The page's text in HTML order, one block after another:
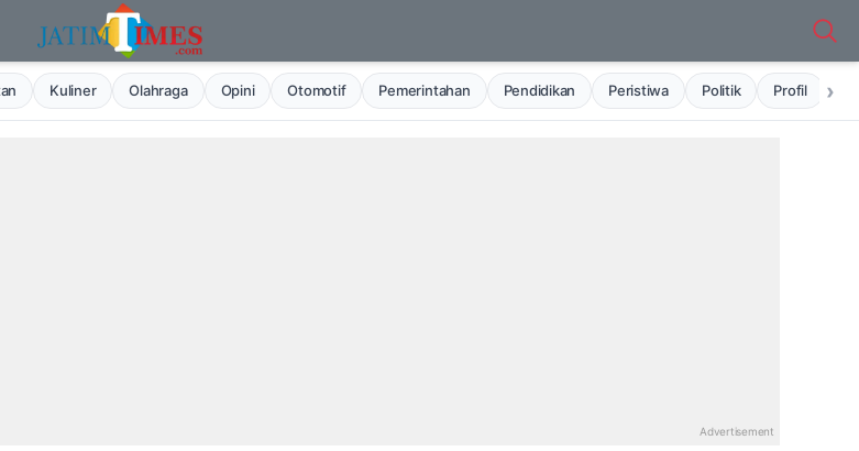
Kuliner Olahraga Opini Otomotif Pemerintahan Pendidikan Peristiwa Politik Profil ›